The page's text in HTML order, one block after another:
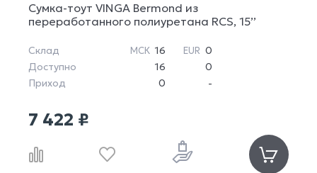
Сумка-тоут VINGA Bermond из
переработанного полиуретана RCS, 15’’
Склад МСК 16 EUR 0
Доступно
16
0
Приход
0 -
7 422 ₽